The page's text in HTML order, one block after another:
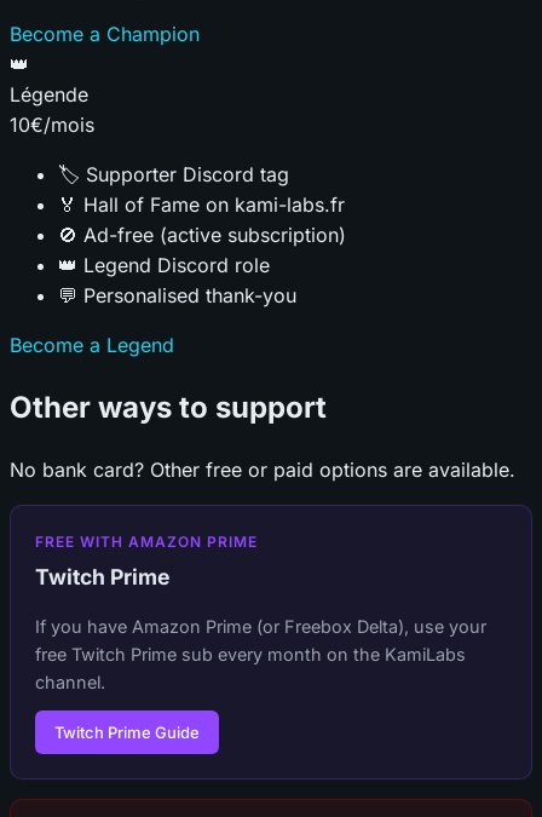
Become a Champion
👑
Légende
10€/mois
🏷️ Supporter Discord tag
🏅 Hall of Fame on kami-labs.fr
🚫 Ad-free (active subscription)
👑 Legend Discord role
💬 Personalised thank-you
Become a Legend
Other ways to support
No bank card? Other free or paid options are available.
FREE WITH AMAZON PRIME
Twitch Prime
If you have Amazon Prime (or Freebox Delta), use your
free Twitch Prime sub every month on the KamiLabs
channel.
Twitch Prime Guide